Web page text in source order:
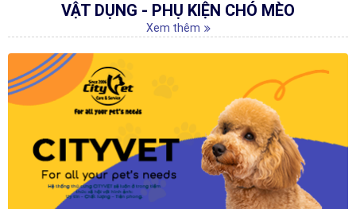
VẬT DỤNG - PHỤ KIỆN CHÓ MÈO
Xem thêm